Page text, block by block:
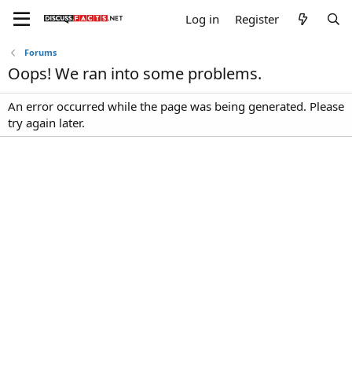
Log in Register
Forums
Oops! We ran into some problems.
An error occurred while the page was being generated. Please
try again later.